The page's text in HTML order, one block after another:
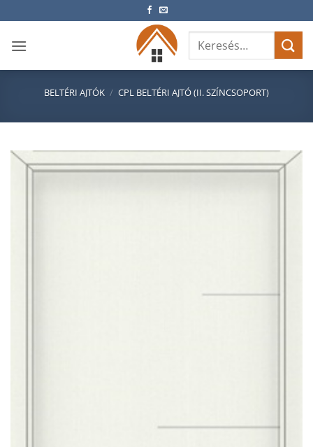
to
content
Keresés
következőre:
BELTÉRI AJTÓK / CPL BELTÉRI AJTÓ (II. SZÍNCSOPORT)